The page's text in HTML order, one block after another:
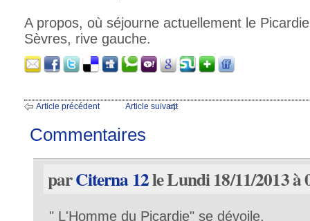
A propos, où séjourne actuellement le
Sèvres, rive gauche.
Article précédent Article suivant
Commentaires
parCiterna 12le Lundi 18/11/2013 à
" L'Homme du Picardie" se dévoile.